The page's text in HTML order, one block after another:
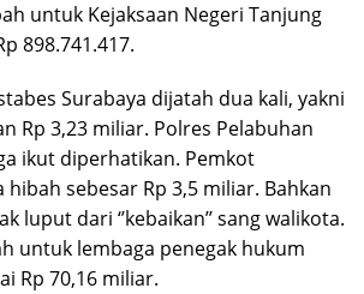
untuk Kejaksaan Negeri Tanjung
898.741.417.
Surabaya dijatah dua kali, yakni
Rp 3,23 miliar. Polres Pelabuhan
ikut diperhatikan. Pemkot
hibah sebesar Rp 3,5 miliar. Bahkan
luput dari ‘’kebaikan’’ sang walikota.
untuk lembaga penegak hukum
Rp 70,16 miliar.